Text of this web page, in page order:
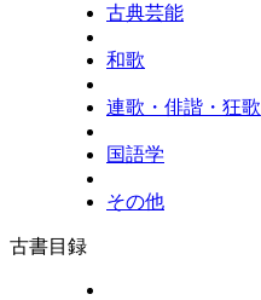
古典芸能
和歌
連歌・俳諧・狂歌
国語学
その他
古書目録